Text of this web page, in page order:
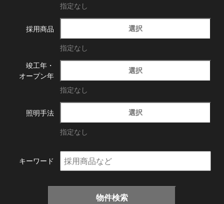
指定なし
採用商品 選択
指定なし
竣工年・
オープン年
選択
指定なし
照明手法 選択
指定なし
キーワード
物件検索